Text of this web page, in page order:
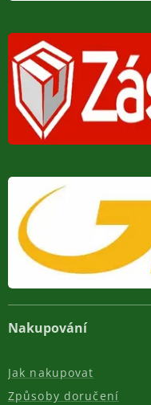
Nakupování
Jak nakupovat
Způsoby doručení